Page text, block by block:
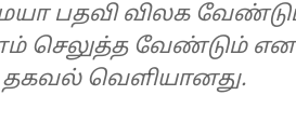
பதவி விலக
செலுத்த வேண்டும்
வெளியானது.